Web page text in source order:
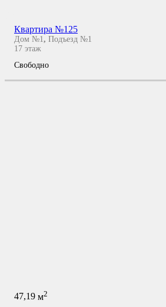
Квартира №125
Дом №1, Подъезд №1
17 этаж
Свободно
47,19 м2